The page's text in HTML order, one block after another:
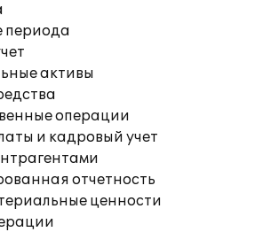
периода
активы
операции
и кадровый учет
отчетность
ценности